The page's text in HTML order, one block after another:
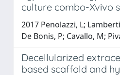
culture combo-Xvivo
2017 Penolazzi, L;
De Bonis, P; Cavallo, M;
Decellularized
based scaffold and